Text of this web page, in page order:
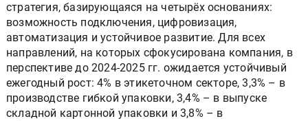
стратегия, базирующаяся на четырёх основаниях:
возможность подключения, цифровизация,
автоматизация и устойчивое развитие. Для всех
направлений, на которых сфокусирована компания, в
перспективе до 2024-2025 гг. ожидается устойчивый
ежегодный рост: 4% в этикеточном секторе, 3,3% – в
производстве гибкой упаковки, 3,4% – в выпуске
складной картонной упаковки и 3,8% – в